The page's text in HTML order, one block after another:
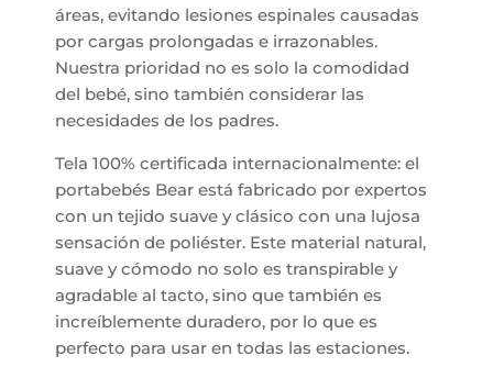
áreas, evitando lesiones espinales causadas
por cargas prolongadas e irrazonables.
Nuestra prioridad no es solo la comodidad
del bebé, sino también considerar las
necesidades de los padres.
Tela 100% certificada internacionalmente: el
portabebés Bear está fabricado por expertos
con un tejido suave y clásico con una lujosa
sensación de poliéster. Este material natural,
suave y cómodo no solo es transpirable y
agradable al tacto, sino que también es
increíblemente duradero, por lo que es
perfecto para usar en todas las estaciones.